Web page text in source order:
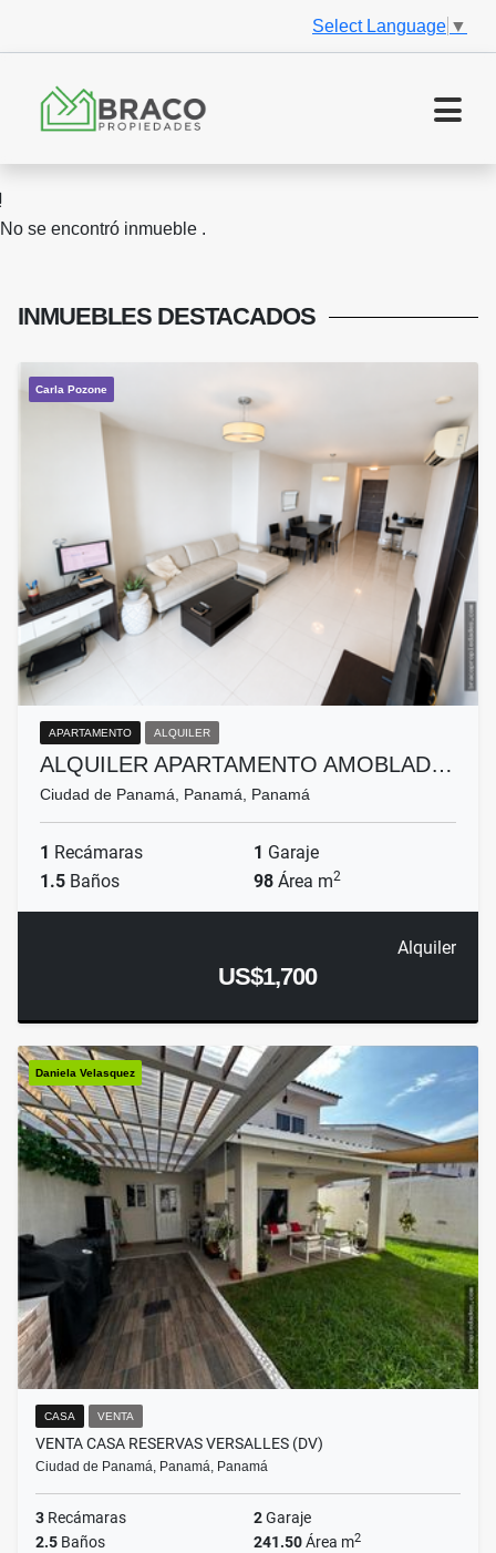
Select Language ▼
No se encontró inmueble .
INMUEBLES DESTACADOS
Carla Pozone
APARTAMENTO ALQUILER
ALQUILER APARTAMENTO AMOBLAD…
Ciudad de Panamá, Panamá, Panamá
1 Recámaras 1 Garaje
1.5 Baños 98 Área m2
Alquiler
US$1,700
Daniela Velasquez
CASA VENTA
VENTA CASA RESERVAS VERSALLES (DV)
Ciudad de Panamá, Panamá, Panamá
3 Recámaras 2Garaje
2.5 Baños 241.50Área m2